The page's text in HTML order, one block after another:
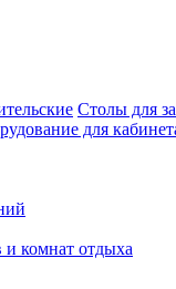
Столы для
для
и комнат отдыха